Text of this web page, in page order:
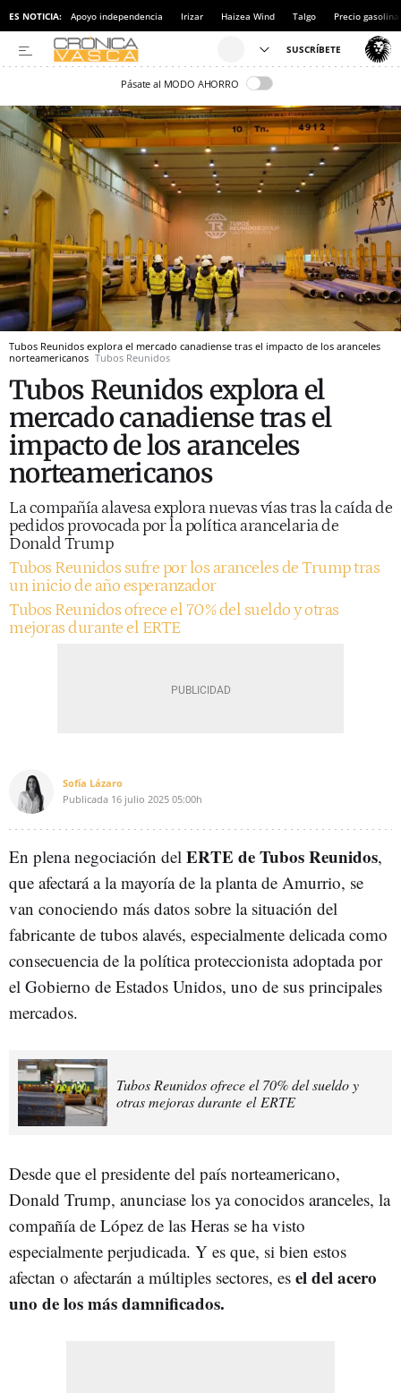
ES NOTICIA: Apoyo independencia Irizar Haizea Wind Talgo Precio gasolina
Pásate al MODO AHORRO
Tubos Reunidos explora el mercado canadiense tras el impacto de los aranceles
norteamericanos Tubos Reunidos
Tubos Reunidos explora el
mercado canadiense tras el
impacto de los aranceles
norteamericanos
La compañía alavesa explora nuevas vías tras la caída de
pedidos provocada por la política arancelaria de
Donald Trump
Tubos Reunidos sufre por los aranceles de Trump tras
un inicio de año esperanzador
Tubos Reunidos ofrece el 70% del sueldo y otras
mejoras durante el ERTE
Sofía Lázaro
Publicada 16 julio 2025 05:00h
En plena negociación del ERTE de Tubos Reunidos,
que afectará a la mayoría de la planta de Amurrio, se
van conociendo más datos sobre la situación del
fabricante de tubos alavés, especialmente delicada como
consecuencia de la política proteccionista adoptada por
el Gobierno de Estados Unidos, uno de sus principales
mercados.
Tubos Reunidos ofrece el 70% del sueldo y
otras mejoras durante el ERTE
Desde que el presidente del país norteamericano,
Donald Trump, anunciase los ya conocidos aranceles, la
compañía de López de las Heras se ha visto
especialmente perjudicada. Y es que, si bien estos
afectan o afectarán a múltiples sectores, es el del acero
uno de los más damnificados.